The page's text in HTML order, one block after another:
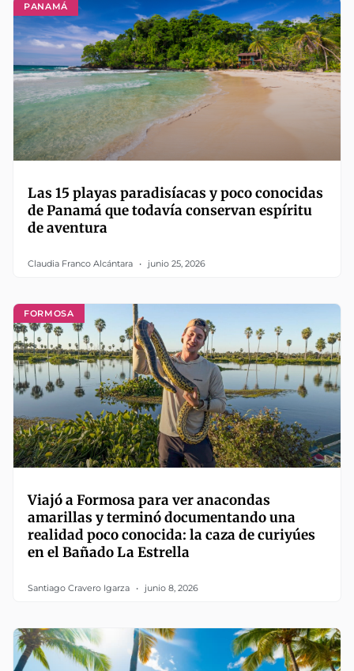
PANAMÁ
Las 15 playas paradisíacas y poco conocidas
de Panamá que todavía conservan espíritu
de aventura
Claudia Franco Alcántara junio 25, 2026
FORMOSA
Viajó a Formosa para ver anacondas
amarillas y terminó documentando una
realidad poco conocida: la caza de curiyúes
en el Bañado La Estrella
Santiago Cravero Igarza junio 8, 2026